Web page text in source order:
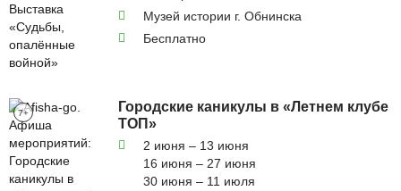
Музей истории г. Обнинска
Бесплатно
7+
Городские каникулы в «Летнем клубе
ТОП»
2 июня – 13 июня
16 июня – 27 июня
30 июня – 11 июля